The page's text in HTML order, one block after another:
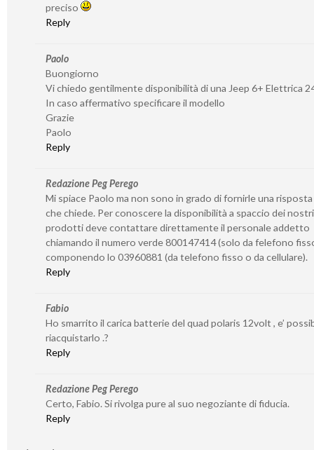
preciso
Reply
Paolo
Buongiorno
Vi chiedo gentilmente disponibilità di una Jeep 6+ Elettrica
In caso affermativo specificare il modello
Grazie
Paolo
Reply
Redazione Peg Perego
Mi spiace Paolo ma non sono in grado di fornirle una
che chiede. Per conoscere la disponibilità a spaccio dei nostri
prodotti deve contattare direttamente il personale addetto
chiamando il numero verde 800147414 (solo da felefono
componendo lo 03960881 (da telefono fisso o da cellulare).
Reply
Fabio
Ho smarrito il carica batterie del quad polaris 12volt , e’
riacquistarlo .?
Reply
Redazione Peg Perego
Certo, Fabio. Si rivolga pure al suo negoziante di fiducia.
Reply